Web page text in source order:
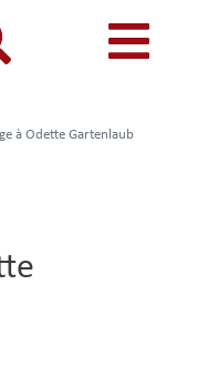
à Odette Gartenlaub